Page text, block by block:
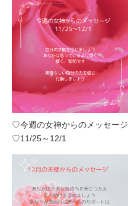
♡今週の女神からのメッセージ
♡11/25～12/1